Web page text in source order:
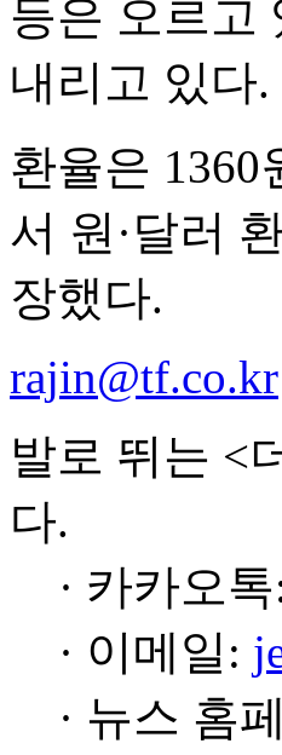
등은 오르고
내리고 있다.
환율은
서 원·달러
장했다.
rajin@tf.co.kr
발로 뛰는 <
다.
· 카카오
· 이메일:
· 뉴스 홈